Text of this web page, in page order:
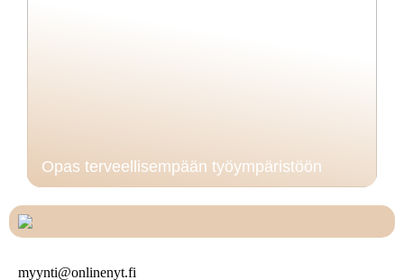
Opas terveellisempään työympäristöön
myynti@onlinenyt.fi